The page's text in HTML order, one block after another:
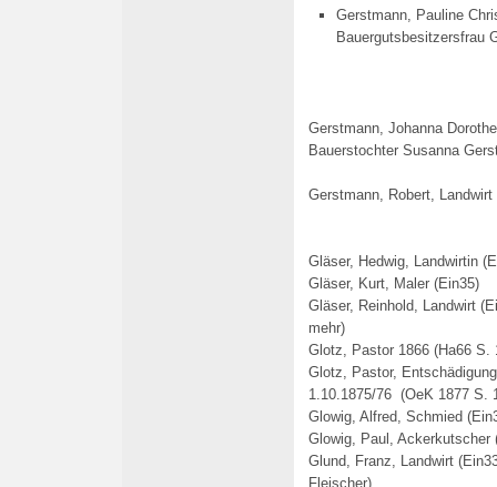
Gerstmann, Pauline
Bauergutsbesitzersfrau
Gerstmann, Johanna
Bauerstochter Susanna
Gerstmann, Robert,
Gläser, Hedwig, Landwirtin
Gläser, Kurt, Maler (Ein35)
Gläser, Reinhold, Landwirt
mehr)
Glotz, Pastor 1866 (Ha66 S.
Glotz, Pastor,
1.10.1875/76 (OeK 1877 S.
Glowig, Alfred, Schmied
Glowig, Paul, Ackerkutscher
Glund, Franz, Landwirt
Fleischer)